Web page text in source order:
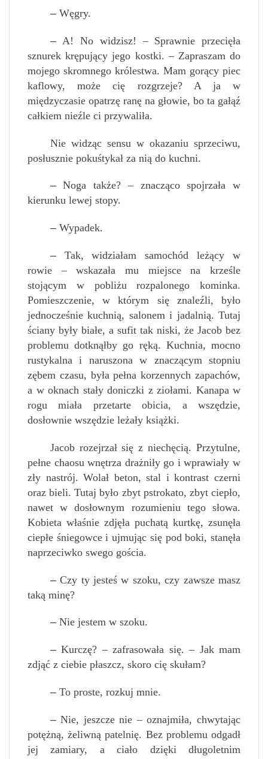
– Węgry.
– A! No widzisz! – Sprawnie przecięła
sznurek krępujący jego kostki. – Zapraszam do
mojego skromnego królestwa. Mam gorący piec
kaflowy, może cię rozgrzeje? A ja w
międzyczasie opatrzę ranę na głowie, bo ta gałąź
całkiem nieźle ci przywaliła.
Nie widząc sensu w okazaniu sprzeciwu,
posłusznie pokuśtykał za nią do kuchni.
–Noga także? – znacząco spojrzała w
kierunku lewej stopy.
– Wypadek.
– Tak, widziałam samochód leżący w
rowie – wskazała mu miejsce na krześle
stojącym w pobliżu rozpalonego kominka.
Pomieszczenie, w którym się znaleźli, było
jednocześnie kuchnią, salonem i jadalnią. Tutaj
ściany były białe, a sufit tak niski, że Jacob bez
problemu dotknąłby go ręką. Kuchnia, mocno
rustykalna i naruszona w znaczącym stopniu
zębem czasu, była pełna korzennych zapachów,
a w oknach stały doniczki z ziołami. Kanapa w
rogu miała przetarte obicia, a wszędzie,
dosłownie wszędzie leżały książki.
Jacob rozejrzał się z niechęcią. Przytulne,
pełne chaosu wnętrza drażniły go i wprawiały w
zły nastrój. Wolał beton, stal i kontrast czerni
oraz bieli. Tutaj było zbyt pstrokato, zbyt ciepło,
nawet w dosłownym rozumieniu tego słowa.
Kobieta właśnie zdjęła puchatą kurtkę, zsunęła
ciepłe śniegowce i ujmując się pod boki, stanęła
naprzeciwko swego gościa.
–Czy ty jesteś w szoku, czy zawsze masz
taką minę?
– Nie jestem w szoku.
–Kurczę? – zafrasowała się. – Jak mam
zdjąć z ciebie płaszcz, skoro cię skułam?
– To proste, rozkuj mnie.
–Nie, jeszcze nie – oznajmiła, chwytając
potężną, żeliwną patelnię. Bez problemu odgadł
jej zamiary, a ciało dzięki długoletnim